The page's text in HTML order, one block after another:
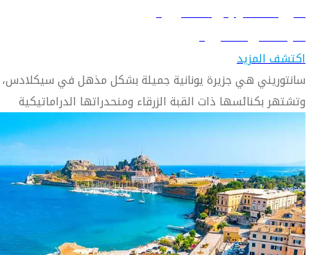
دليل السفر إلى سانتوريني
تعرّف على سانتوريني
اكتشف المزيد
سانتوريني هي جزيرة يونانية جميلة بشكل مذهل في سيكلادس،
وتشتهر بكنائسها ذات القبة الزرقاء ومنحدراتها الدراماتيكية